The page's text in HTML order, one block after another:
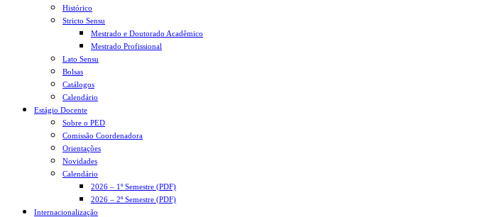
Histórico
Stricto Sensu
Mestrado e Doutorado Acadêmico
Mestrado Profissional
Lato Sensu
Bolsas
Catálogos
Calendário
Estágio Docente
Sobre o PED
Comissão Coordenadora
Orientações
Novidades
Calendário
2026 – 1º Semestre (PDF)
2026 – 2º Semestre (PDF)
Internacionalização